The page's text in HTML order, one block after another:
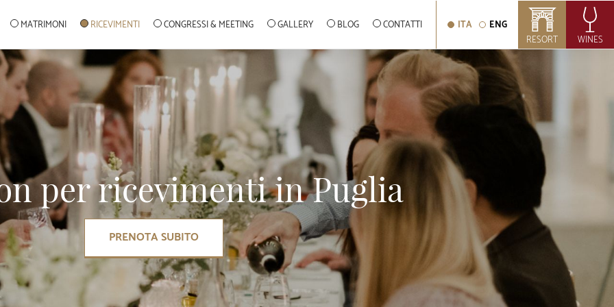
MATRIMONI RICEVIMENTI CONGRESSI & MEETING GALLERY BLOG CONTATTI ITA
ENG
RESORT
WINES
per ricevimenti in Puglia
PRENOTA SUBITO